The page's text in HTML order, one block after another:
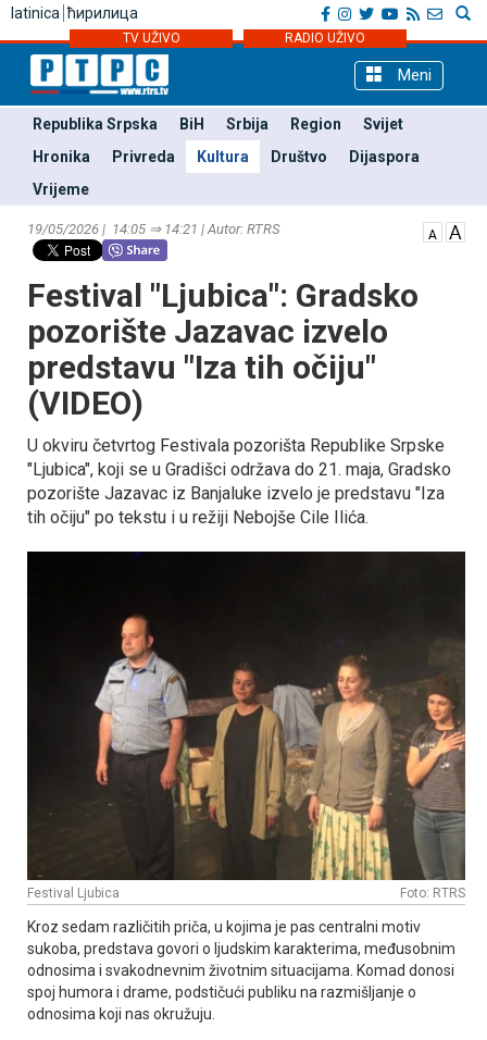
latinica ћирилица
TV UŽIVO RADIO UŽIVO
Meni
Republika Srpska BiH Srbija Region
Svijet
Hronika
Privreda Kultura Društvo
Dijaspora
Vrijeme
19/05/2026 | 14:05 ⇒ 14:21 | Autor: RTRS
Festival "Ljubica": Gradsko
pozorište Јazavac izvelo
predstavu "Iza tih očiju"
(VIDEO)
U okviru četvrtog Festivala pozorišta Republike Srpske
"Ljubica", koji se u Gradišci održava do 21. maja, Gradsko
pozorište Јazavac iz Banjaluke izvelo je predstavu "Iza
tih očiju" po tekstu i u režiji Nebojše Cile Ilića.
Festival Ljubica Foto: RTRS
Kroz sedam različitih priča, u kojima je pas centralni motiv
sukoba, predstava govori o ljudskim karakterima, međusobnim
odnosima i svakodnevnim životnim situacijama. Komad donosi
spoj humora i drame, podstičući publiku na razmišljanje o
odnosima koji nas okružuju.